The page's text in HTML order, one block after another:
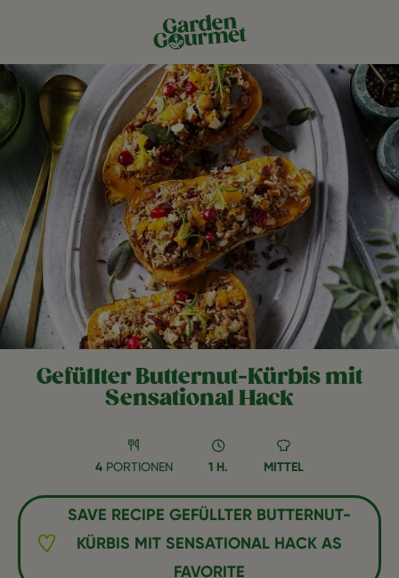
Gefüllter Butternut-Kürbis mit
Sensational Hack
4 PORTIONEN 1 H. MITTEL
SAVE RECIPE GEFÜLLTER BUTTERNUT-
KÜRBIS MIT SENSATIONAL HACK AS
FAVORITE